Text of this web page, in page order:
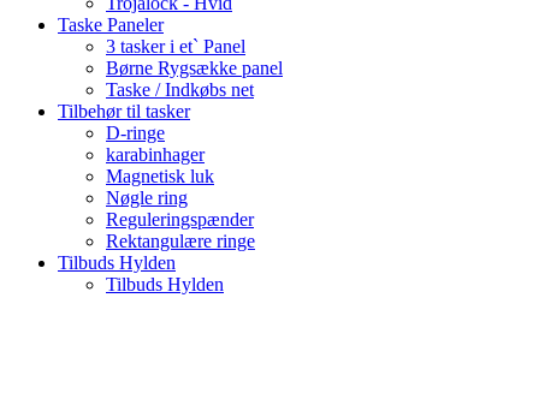
Taske Paneler
3 tasker i et` Panel
Børne Rygsække panel
Taske / Indkøbs net
Tilbehør til tasker
D-ringe
karabinhager
Magnetisk luk
Nøgle ring
Reguleringspænder
Rektangulære ringe
Tilbuds Hylden
Tilbuds Hylden